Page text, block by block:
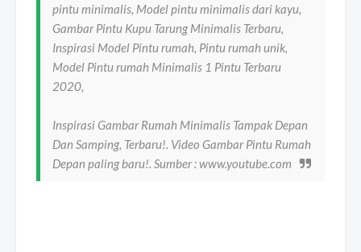
pintu minimalis, Model pintu minimalis dari kayu,
Gambar Pintu Kupu Tarung Minimalis Terbaru,
Inspirasi Model Pintu rumah, Pintu rumah unik,
Model Pintu rumah Minimalis 1 Pintu Terbaru
2020,
Inspirasi Gambar Rumah Minimalis Tampak Depan
Dan Samping, Terbaru!. Video Gambar Pintu Rumah
Depan paling baru!. Sumber : www.youtube.com